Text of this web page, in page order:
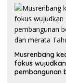
Musrenbang
fokus wujudkan
pembangunan